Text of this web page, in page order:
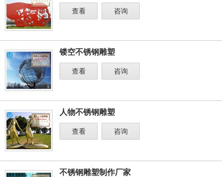
查看 咨询
镂空不锈钢雕塑
查看 咨询
人物不锈钢雕塑
查看 咨询
不锈钢雕塑制作厂家